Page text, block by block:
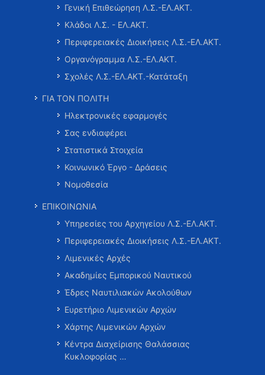
Γενική Επιθεώρηση Λ.Σ.-ΕΛ.ΑΚΤ.
Κλάδοι Λ.Σ. - ΕΛ.ΑΚΤ.
Περιφερειακές Διοικήσεις Λ.Σ.-ΕΛ.ΑΚΤ.
Οργανόγραμμα Λ.Σ.-ΕΛ.ΑΚΤ.
Σχολές Λ.Σ.-ΕΛ.ΑΚΤ.-Κατάταξη
ΓΙΑ ΤΟΝ ΠΟΛΙΤΗ
Ηλεκτρονικές εφαρμογές
Σας ενδιαφέρει
Στατιστικά Στοιχεία
Κοινωνικό Έργο - Δράσεις
Νομοθεσία
ΕΠΙΚΟΙΝΩΝΙΑ
Υπηρεσίες του Αρχηγείου Λ.Σ.-ΕΛ.ΑΚΤ.
Περιφερειακές Διοικήσεις Λ.Σ.-ΕΛ.ΑΚΤ.
Λιμενικές Αρχές
Ακαδημίες Εμπορικού Ναυτικού
Έδρες Ναυτιλιακών Ακολούθων
Ευρετήριο Λιμενικών Αρχών
Χάρτης Λιμενικών Αρχών
Κέντρα Διαχείρισης Θαλάσσιας
Κυκλοφορίας …